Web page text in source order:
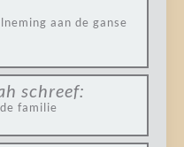
aan de ganse
schreef:
familie